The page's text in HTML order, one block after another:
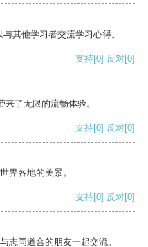
其他学习者交流学习心得。
支持[0] 反对[0]
了无限的流畅体验。
支持[0] 反对[0]
界各地的美景。
支持[0] 反对[0]
志同道合的朋友一起交流。